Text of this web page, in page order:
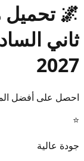
🌌
ثاني
2027
احصل على أفضل
⭐
جودة عالية